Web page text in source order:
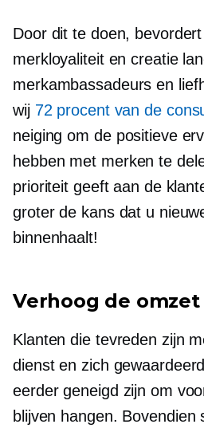
Door dit te doen,
merkloyaliteit en creatie
merkambassadeurs en
wij 72 procent van de
neiging om de positieve
hebben met merken te
prioriteit geeft aan de
groter de kans dat u
binnenhaalt!
Verhoog de omzet
Klanten die tevreden zijn
dienst en zich
eerder geneigd zijn om
blijven hangen. Bovendien